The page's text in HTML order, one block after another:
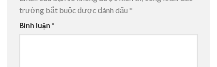
trường bắt buộc được đánh dấu *
Bình luận *